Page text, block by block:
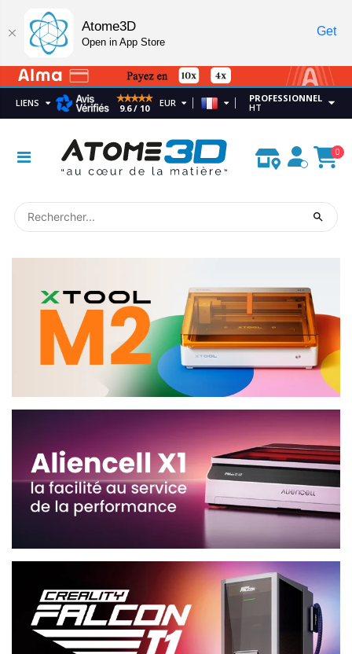
LIENS 9.6 / 10 EUR
PROFESSIONNEL
HT
0
Atome3D
Open in App Store
Get